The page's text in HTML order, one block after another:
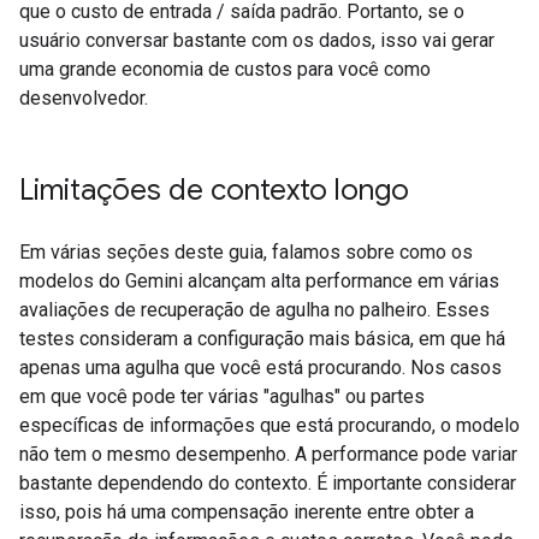
que o custo de entrada / saída padrão. Portanto, se o
usuário conversar bastante com os dados, isso vai gerar
uma grande economia de custos para você como
desenvolvedor.
Limitações de contexto longo
Em várias seções deste guia, falamos sobre como os
modelos do Gemini alcançam alta performance em várias
avaliações de recuperação de agulha no palheiro. Esses
testes consideram a configuração mais básica, em que há
apenas uma agulha que você está procurando. Nos casos
em que você pode ter várias "agulhas" ou partes
específicas de informações que está procurando, o modelo
não tem o mesmo desempenho. A performance pode variar
bastante dependendo do contexto. É importante considerar
isso, pois há uma compensação inerente entre obter a